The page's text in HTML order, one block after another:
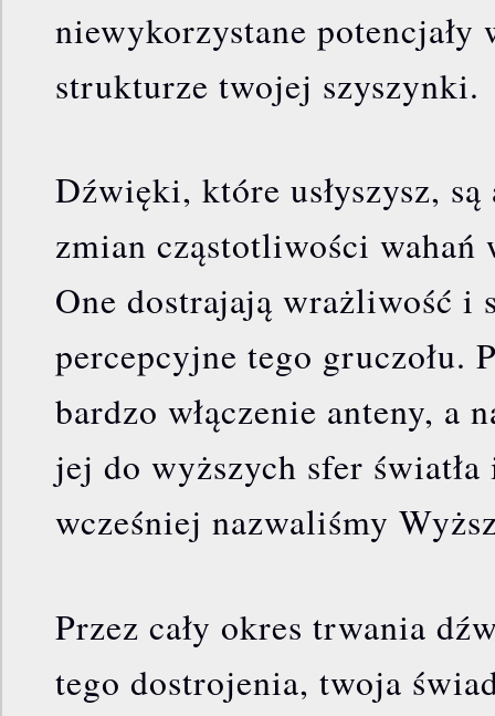
niewykorzystane
strukturze twojej szyszynki.
Dźwięki, które usłyszysz,
zmian cząstotliwości wahań
One dostrajają wrażliwość i
percepcyjne tego gruczołu.
bardzo włączenie anteny, a
jej do wyższych sfer światła
wcześniej nazwaliśmy
Przez cały okres trwania
tego dostrojenia, twoja